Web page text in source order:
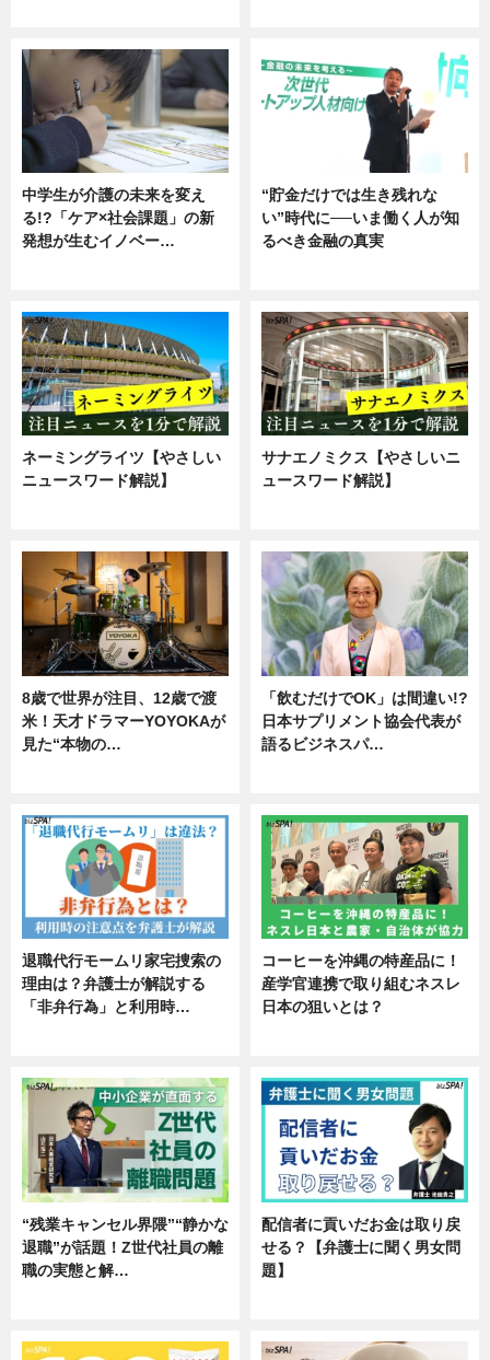
中学生が介護の未来を変え
る!?「ケア×社会課題」の新
発想が生むイノベー…
“貯金だけでは生き残れな
い”時代に──いま働く人が知
るべき金融の真実
ネーミングライツ【やさしい
ニュースワード解説】
サナエノミクス【やさしいニ
ュースワード解説】
8歳で世界が注目、12歳で渡
米！天才ドラマーYOYOKAが
見た“本物の…
「飲むだけでOK」は間違い!?
日本サプリメント協会代表が
語るビジネスパ…
退職代行モームリ家宅捜索の
理由は？弁護士が解説する
「非弁行為」と利用時…
コーヒーを沖縄の特産品に！
産学官連携で取り組むネスレ
日本の狙いとは？
“残業キャンセル界隈”“静かな
退職”が話題！Z世代社員の離
職の実態と解…
配信者に貢いだお金は取り戻
せる？【弁護士に聞く男女問
題】